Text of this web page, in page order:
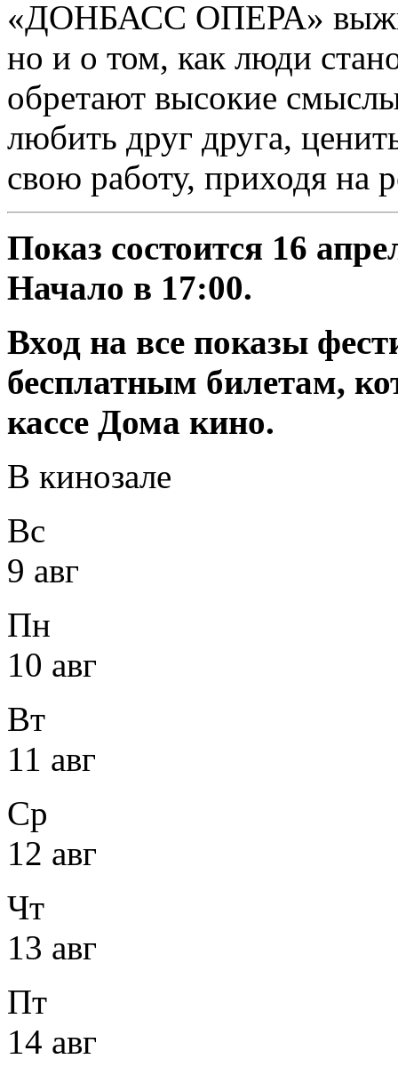
«ДОНБАСС ОПЕРА»
но и о том, как люди
обретают высокие
любить друг друга,
свою работу, приходя на
Показ состоится 16
Начало в 17:00.
Вход на все показы
бесплатным билетам,
кассе Дома кино.
В кинозале
Вс
9 авг
Пн
10 авг
Вт
11 авг
Ср
12 авг
Чт
13 авг
Пт
14 авг